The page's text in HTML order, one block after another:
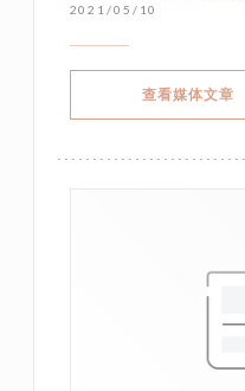
2021/05/10
查看媒体文章((